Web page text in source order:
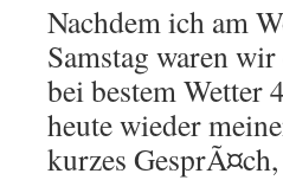
Nachdem ich am
Samstag waren
bei bestem Wetter
heute wieder
kurzes